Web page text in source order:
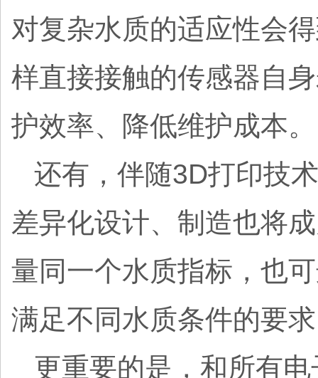
对复杂水质的适应性会
样直接接触的传感器自
护效率、降低维护成本
还有，伴随3D打印技
差异化设计、制造也将
量同一个水质指标，也
满足不同水质条件的要
更重要的是，和所有